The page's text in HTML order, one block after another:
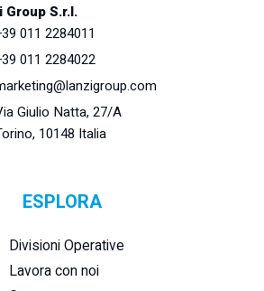
Group S.r.l.
011 2284011
011 2284022
Giulio Natta, 27/A
10148 Italia
ESPLORA
Divisioni Operative
Lavora con noi